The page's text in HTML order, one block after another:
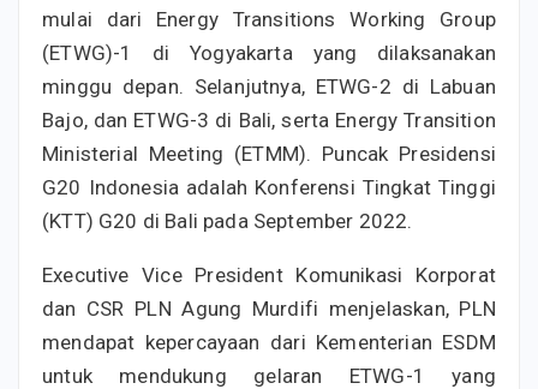
mulai dari Energy Transitions Working Group
(ETWG)-1 di Yogyakarta yang dilaksanakan
minggu depan. Selanjutnya, ETWG-2 di Labuan
Bajo, dan ETWG-3 di Bali, serta Energy Transition
Ministerial Meeting (ETMM). Puncak Presidensi
G20 Indonesia adalah Konferensi Tingkat Tinggi
(KTT) G20 di Bali pada September 2022.
Executive Vice President Komunikasi Korporat
dan CSR PLN Agung Murdifi menjelaskan, PLN
mendapat kepercayaan dari Kementerian ESDM
untuk mendukung gelaran ETWG-1 yang